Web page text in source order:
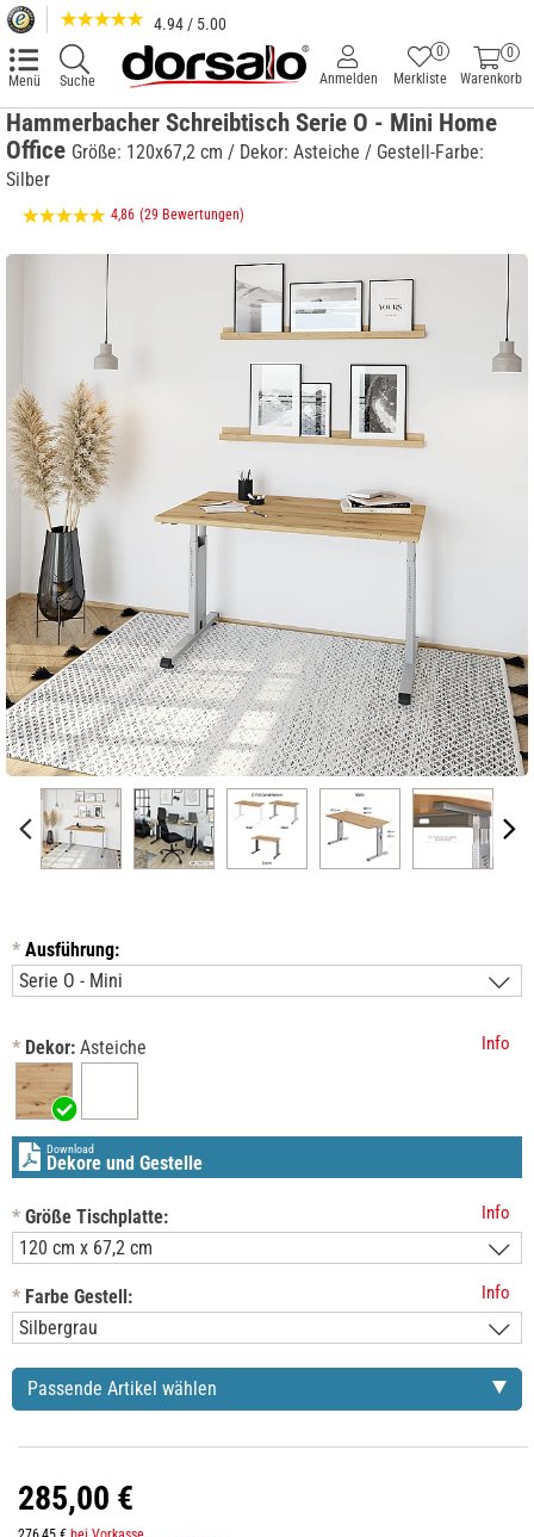
4.94 / 5.00
Menü Suche
0
Warenkorb
Merkliste
0
Anmelden
Hammerbacher Schreibtisch Serie O - Mini Home
Office Größe: 120x67,2 cm / Dekor: Asteiche / Gestell-Farbe:
Silber
4,86 (29 Bewertungen)
* Ausführung:
* Dekor: Asteiche Info
Download
Dekore und Gestelle
* Größe Tischplatte: Info
* Farbe Gestell: Info
Passende Artikel wählen
285,00 €